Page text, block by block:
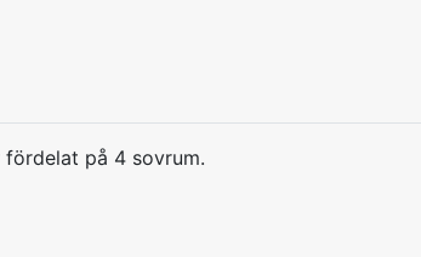
på 4 sovrum.